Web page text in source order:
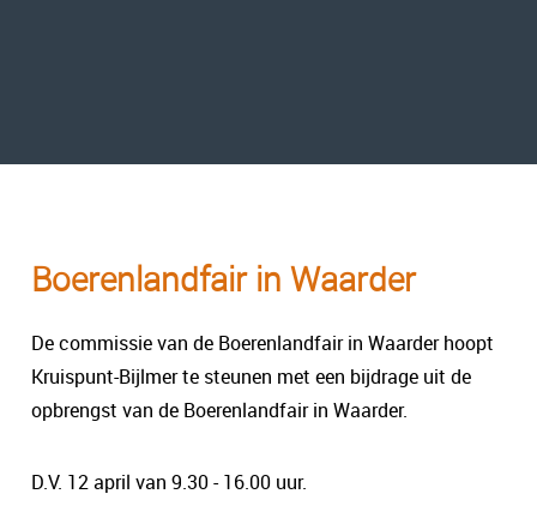
Boerenlandfair in Waarder
De commissie van de Boerenlandfair in Waarder hoopt
Kruispunt-Bijlmer te steunen met een bijdrage uit de
opbrengst van de Boerenlandfair in Waarder.
D.V. 12 april van 9.30 - 16.00 uur.